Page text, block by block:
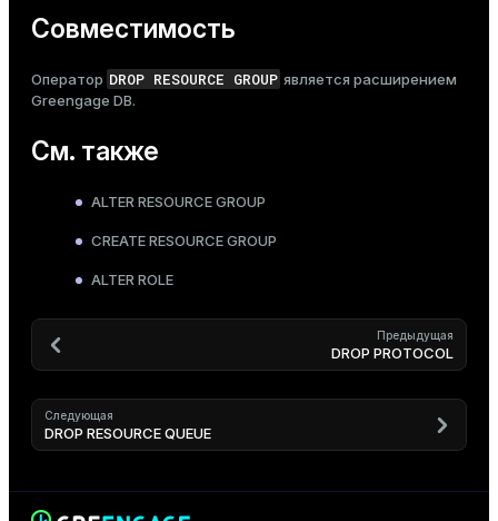
Совместимость
Оператор DROP RESOURCE GROUP является расширением
Greengage DB.
См. также
ALTER RESOURCE GROUP
CREATE RESOURCE GROUP
ALTER ROLE
Предыдущая
DROP PROTOCOL
Следующая
DROP RESOURCE QUEUE